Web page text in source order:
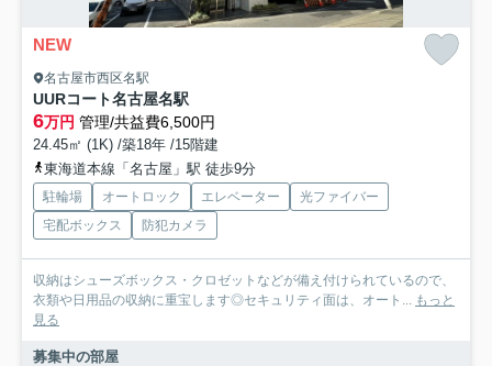
NEW
名古屋市西区名駅
UURコート名古屋名駅
6万円 管理/共益費6,500円
24.45㎡ (1K) /築18年 /15階建
東海道本線「名古屋」駅 徒歩9分
駐輪場 オートロック エレベーター
光ファイバー
宅配ボックス
防犯カメラ
収納はシューズボックス・クロゼットなどが備え付けられているので、
衣類や日用品の収納に重宝します◎セキュリティ面は、オート...
もっと
見る
募集中の部屋